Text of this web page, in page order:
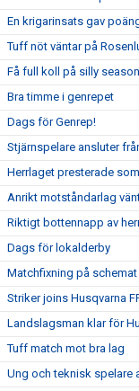
En krigarinsats gav
Tuff nöt väntar på
Få full koll på silly
Bra timme i genrepet
Dags för Genrep!
Stjärnspelare ansluter
Herrlaget presterade
Anrikt motståndarlag
Riktigt bottennapp av
Dags för lokalderby
Matchfixning på schemat
Striker joins Husqvarna
Landslagsman klar för
Tuff match mot bra lag
Ung och teknisk spelare